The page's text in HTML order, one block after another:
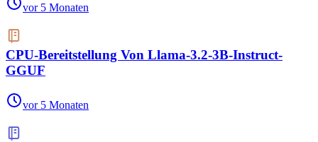
vor 5 Monaten
CPU-Bereitstellung Von Llama-3.2-3B-Instruct-
GGUF
vor 5 Monaten